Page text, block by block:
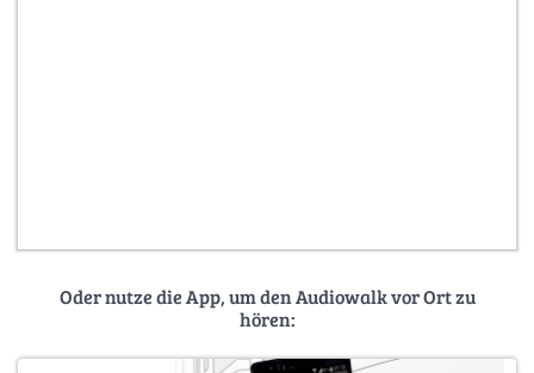
Oder nutze die App, um den Audiowalk vor Ort zu
hören: